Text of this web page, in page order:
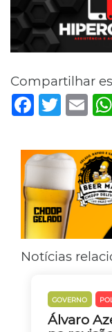
Compartilhar
Facebook
Twitter
Notícias
GOVERNO
Álvaro